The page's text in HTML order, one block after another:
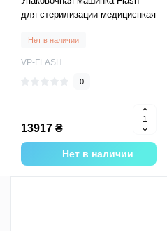
для стерилизации медициснкая
Нет в наличии
VP-FLASH
0
13917 ₴
Нет в наличии